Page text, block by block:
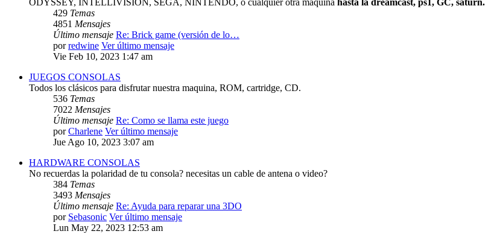
ODYSSEY, INTELLIVISION, SEGA, NINTENDO, o cualquier otra máquina hasta la dreamcast, ps1, GC, saturn.
429 Temas
4851 Mensajes
Último mensaje Re: Brick game (versión de lo…
porredwine Ver último mensaje
Vie Feb 10, 2023 1:47 am
JUEGOS CONSOLAS
Todos los clásicos para disfrutar nuestra maquina, ROM, cartridge, CD.
536 Temas
7022 Mensajes
Último mensaje Re: Como se llama este juego
porCharlene Ver último mensaje
Jue Ago 10, 2023 3:07 am
HARDWARE CONSOLAS
No recuerdas la polaridad de tu consola? necesitas un cable de antena o video?
384 Temas
3493 Mensajes
Último mensaje Re: Ayuda para reparar una 3DO
por Sebasonic Ver último mensaje
Lun May 22, 2023 12:53 am